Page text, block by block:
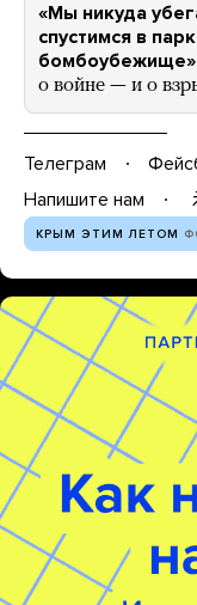
«Мы никуда
спустимся в
бомбоубежище»
о войне — и о
Телеграм
Напишите нам
КРЫМ ЭТИМ ЛЕТОМ